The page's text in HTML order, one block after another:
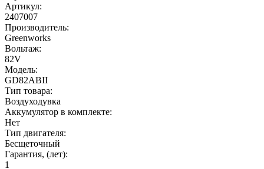
Артикул:
2407007
Производитель:
Greenworks
Вольтаж:
82V
Модель:
GD82ABII
Тип товара:
Воздуходувка
Аккумулятор в комплекте:
Нет
Тип двигателя:
Бесщеточный
Гарантия, (лет):
1